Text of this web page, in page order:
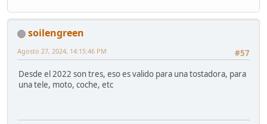
soilengreen
#57
Agosto 27, 2024, 14:15:46 PM
Desde el 2022 son tres, eso es valido para una tostadora, para
una tele, moto, coche, etc